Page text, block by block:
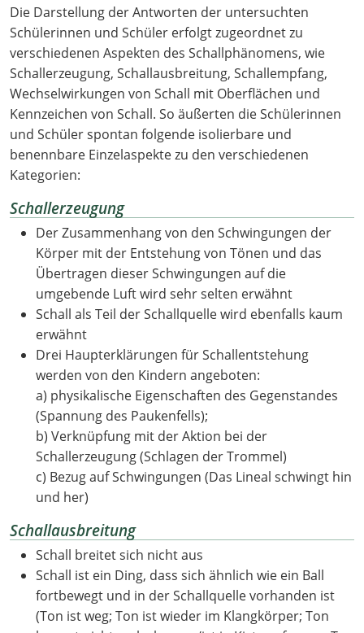
Die Darstellung der Antworten der untersuchten
Schülerinnen und Schüler erfolgt zugeordnet zu
verschiedenen Aspekten des Schallphänomens, wie
Schallerzeugung, Schallausbreitung, Schallempfang,
Wechselwirkungen von Schall mit Oberflächen und
Kennzeichen von Schall. So äußerten die Schülerinnen
und Schüler spontan folgende isolierbare und
benennbare Einzelaspekte zu den verschiedenen
Kategorien:
Schallerzeugung
Der Zusammenhang von den Schwingungen der
Körper mit der Entstehung von Tönen und das
Übertragen dieser Schwingungen auf die
umgebende Luft wird sehr selten erwähnt
Schall als Teil der Schallquelle wird ebenfalls kaum
erwähnt
Drei Haupterklärungen für Schallentstehung
werden von den Kindern angeboten:
a) physikalische Eigenschaften des Gegenstandes
(Spannung des Paukenfells);
b) Verknüpfung mit der Aktion bei der
Schallerzeugung (Schlagen der Trommel)
c) Bezug auf Schwingungen (Das Lineal schwingt hin
und her)
Schallausbreitung
Schall breitet sich nicht aus
Schall ist ein Ding, dass sich ähnlich wie ein Ball
fortbewegt und in der Schallquelle vorhanden ist
(Ton ist weg; Ton ist wieder im Klangkörper; Ton